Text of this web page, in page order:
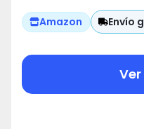
Amazon Envío